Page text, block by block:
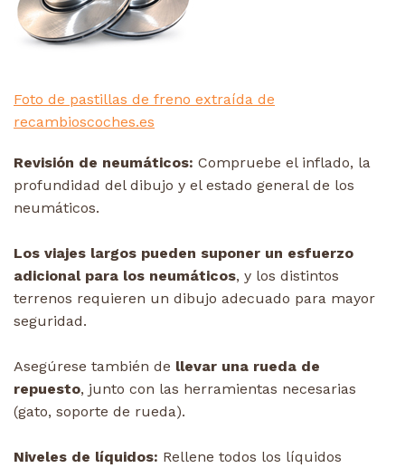
Foto de pastillas de freno extraída de
recambioscoches.es
Revisión de neumáticos: Compruebe el inflado, la
profundidad del dibujo y el estado general de los
neumáticos.
Los viajes largos pueden suponer un esfuerzo
adicional para los neumáticos, y los distintos
terrenos requieren un dibujo adecuado para mayor
seguridad.
Asegúrese también de llevar una rueda de
repuesto, junto con las herramientas necesarias
(gato, soporte de rueda).
Niveles de líquidos: Rellene todos los líquidos